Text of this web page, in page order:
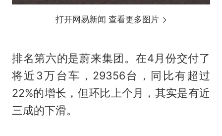
打开网易新闻 查看更多图片
排名第六的是蔚来集团。在4月份交付了
将近3万台车，29356台，同比有超过
22%的增长，但环比上个月，其实是有近
三成的下滑。